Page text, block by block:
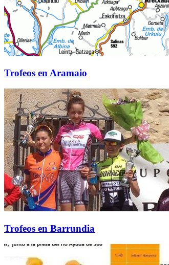
Trofeos en Aramaio
Trofeos en Barrundia